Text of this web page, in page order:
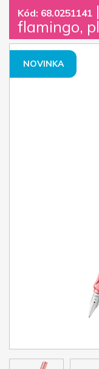
Kód: 68.0251141 |
flamingo,
NOVINKA